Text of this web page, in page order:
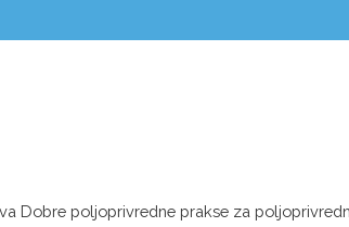
Dobre poljoprivredne prakse za